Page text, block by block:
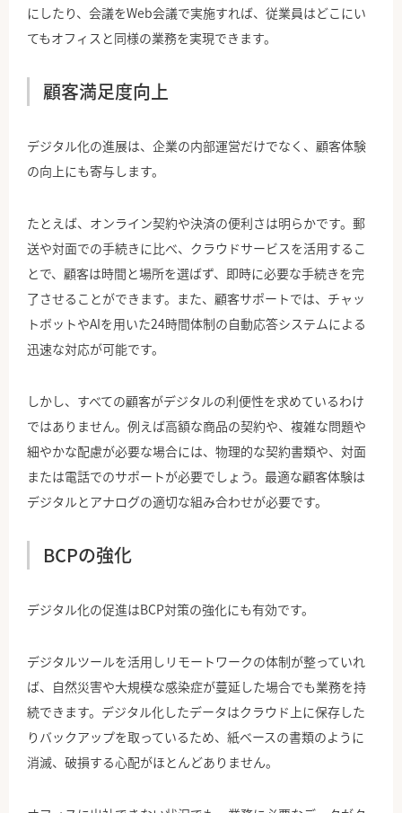
にしたり、会議をWeb会議で実施すれば、従業員はどこにい
てもオフィスと同様の業務を実現できます。
顧客満足度向上
デジタル化の進展は、企業の内部運営だけでなく、顧客体験
の向上にも寄与します。
たとえば、オンライン契約や決済の便利さは明らかです。郵
送や対面での手続きに比べ、クラウドサービスを活用するこ
とで、顧客は時間と場所を選ばず、即時に必要な手続きを完
了させることができます。また、顧客サポートでは、チャッ
トボットやAIを用いた24時間体制の自動応答システムによる
迅速な対応が可能です。
しかし、すべての顧客がデジタルの利便性を求めているわけ
ではありません。例えば高額な商品の契約や、複雑な問題や
細やかな配慮が必要な場合には、物理的な契約書類や、対面
または電話でのサポートが必要でしょう。 最適な顧客体験は
デジタルとアナログの適切な組み合わせが必要です。
BCPの強化
デジタル化の促進はBCP対策の強化にも有効です。
デジタルツールを活用しリモートワークの体制が整っていれ
ば、自然災害や大規模な感染症が蔓延した場合でも業務を持
続できます。デジタル化したデータはクラウド上に保存した
りバックアップを取っているため、紙ベースの書類のように
消滅、破損する心配がほとんどありません。